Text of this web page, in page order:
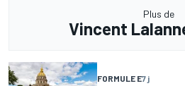
Plus de
Vincent
FORMULE E7 j